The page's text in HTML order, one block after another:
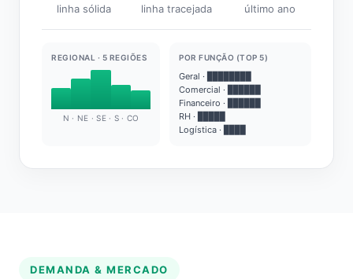
linha sólida linha tracejada último ano
REGIONAL · 5 REGIÕES
N · NE · SE · S · CO
POR FUNÇÃO (TOP 5)
Geral · ████████
Comercial · ██████
Financeiro · ██████
RH · █████
Logística · ████
DEMANDA & MERCADO